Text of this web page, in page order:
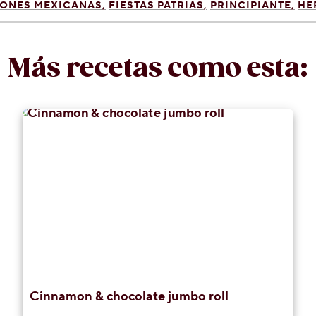
MEXICANAS FIESTAS PATRIAS PRINCIPIANTE
Más recetas como esta:
Cinnamon & chocolate jumbo roll